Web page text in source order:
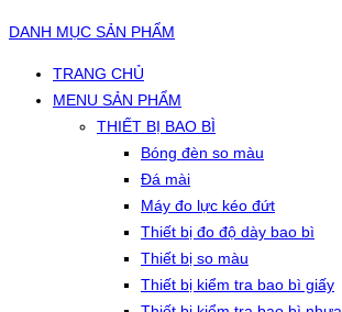
DANH MỤC SẢN PHẨM
TRANG CHỦ
MENU SẢN PHẨM
THIẾT BỊ BAO BÌ
Bóng đèn so màu
Đá mài
Máy đo lực kéo đứt
Thiết bị đo độ dày bao bì
Thiết bị so màu
Thiết bị kiểm tra bao bì giấy